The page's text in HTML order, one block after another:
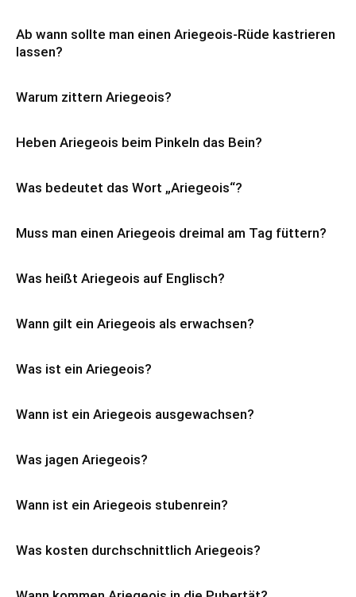
Ab wann sollte man einen Ariegeois-Rüde kastrieren
lassen?
Warum zittern Ariegeois?
Heben Ariegeois beim Pinkeln das Bein?
Was bedeutet das Wort „Ariegeois“?
Muss man einen Ariegeois dreimal am Tag füttern?
Was heißt Ariegeois auf Englisch?
Wann gilt ein Ariegeois als erwachsen?
Was ist ein Ariegeois?
Wann ist ein Ariegeois ausgewachsen?
Was jagen Ariegeois?
Wann ist ein Ariegeois stubenrein?
Was kosten durchschnittlich Ariegeois?